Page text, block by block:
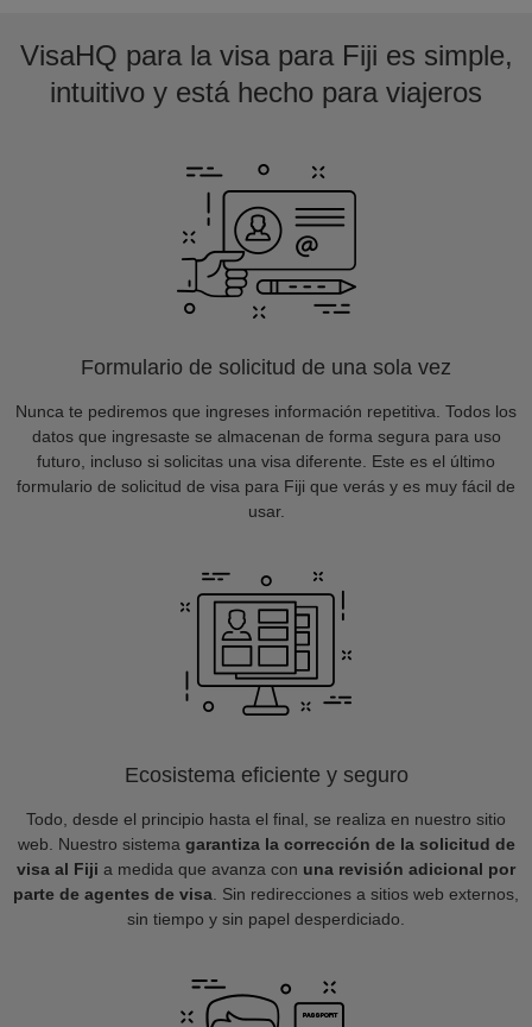
VisaHQ para la visa para Fiji es simple,
intuitivo y está hecho para viajeros
Formulario de solicitud de una sola vez
Nunca te pediremos que ingreses información repetitiva. Todos los
datos que ingresaste se almacenan de forma segura para uso
futuro, incluso si solicitas una visa diferente. Este es el último
formulario de solicitud de visa para Fiji que verás y es muy fácil de
usar.
Ecosistema eficiente y seguro
Todo, desde el principio hasta el final, se realiza en nuestro sitio
web. Nuestro sistema garantiza la corrección de la solicitud de
visa al Fiji a medida que avanza con una revisión adicional por
parte de agentes de visa . Sin redirecciones a sitios web externos,
sin tiempo y sin papel desperdiciado.